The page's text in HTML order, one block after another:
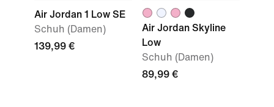
Air Jordan 1 Low SE
Schuh (Damen)
139,99 €
Air Jordan Skyline
Low
Schuh (Damen)
89,99 €